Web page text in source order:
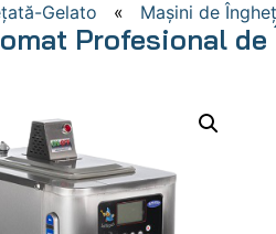
Gelato « Maşini de
Profesional de